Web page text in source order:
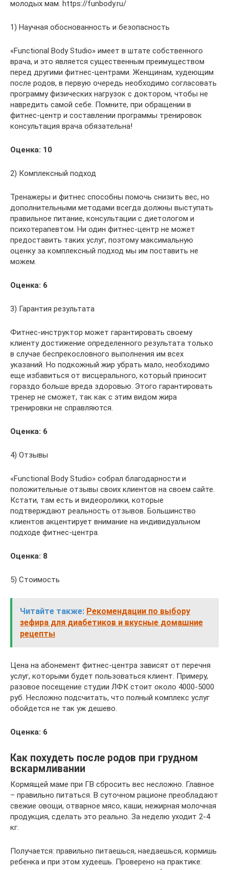
молодых мам. https://funbody.ru/
1) Научная обоснованность и безопасность
«Functional Body Studio» имеет в штате собственного
врача, и это является существенным преимуществом
перед другими фитнес-центрами. Женщинам, худеющим
после родов, в первую очередь необходимо согласовать
программу физических нагрузок с доктором, чтобы не
навредить самой себе. Помните, при обращении в
фитнес-центр и составлении программы тренировок
консультация врача обязательна!
Оценка: 10
2) Комплексный подход
Тренажеры и фитнес способны помочь снизить вес, но
дополнительными методами всегда должны выступать
правильное питание, консультации с диетологом и
психотерапевтом. Ни один фитнес-центр не может
предоставить таких услуг, поэтому максимальную
оценку за комплексный подход мы им поставить не
можем.
Оценка: 6
3) Гарантия результата
Фитнес-инструктор может гарантировать своему
клиенту достижение определенного результата только
в случае беспрекословного выполнения им всех
указаний. Но подкожный жир убрать мало, необходимо
еще избавиться от висцерального, который приносит
гораздо больше вреда здоровью. Этого гарантировать
тренер не сможет, так как с этим видом жира
тренировки не справляются.
Оценка: 6
4) Отзывы
«Functional Body Studio» собрал благодарности и
положительные отзывы своих клиентов на своем сайте.
Кстати, там есть и видеоролики, которые
подтверждают реальность отзывов. Большинство
клиентов акцентирует внимание на индивидуальном
подходе фитнес-центра.
Оценка: 8
5) Стоимость
Читайте также: Рекомендации по выбору
зефира для диабетиков и вкусные домашние
рецепты
Цена на абонемент фитнес-центра зависят от перечня
услуг, которыми будет пользоваться клиент. Примеру,
разовое посещение студии ЛФК стоит около 4000-5000
руб. Несложно подсчитать, что полный комплекс услуг
обойдется не так уж дешево.
Оценка: 6
Как похудеть после родов при грудном
вскармливании
Кормящей маме при ГВ сбросить вес несложно. Главное
– правильно питаться. В суточном рационе преобладают
свежие овощи, отварное мясо, каши, нежирная молочная
продукция, сделать это реально. За неделю уходит 2-4
кг.
Получается: правильно питаешься, наедаешься, кормишь
ребенка и при этом худеешь. Проверено на практике: